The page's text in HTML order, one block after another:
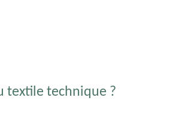
textile technique ?